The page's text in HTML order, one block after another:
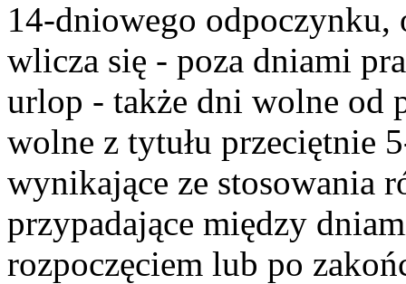
14-dniowego
wlicza się - poza dniami
urlop - także dni wolne od
wolne z tytułu przeciętnie
wynikające ze stosowania
przypadające między
rozpoczęciem lub po